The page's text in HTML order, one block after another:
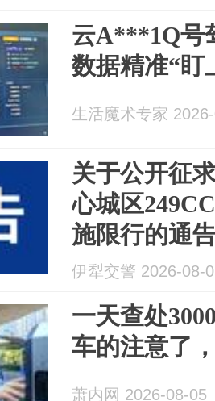
云A***1Q号
数据精准“盯
生活魔术专家
关于公开征
心城区
施限行的通
意见建议的
伊犁交警 2026-08-
一天查处
车的注意了
萧内网 2026-08-05